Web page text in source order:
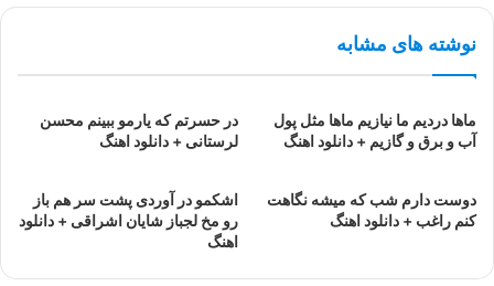
نوشته های مشابه
ماها دردیم ما نیازیم ماها مثل پول
آب و برق و گازیم + دانلود اهنگ
در حسرتم که یارمو ببینم محسن
لرستانی + دانلود اهنگ
دوست دارم شب که میشه نگاهت
کنم راغب + دانلود اهنگ
اشکمو در آوردی پشت سر هم باز
رو مخ لجباز شایان اشراقی + دانلود
اهنگ